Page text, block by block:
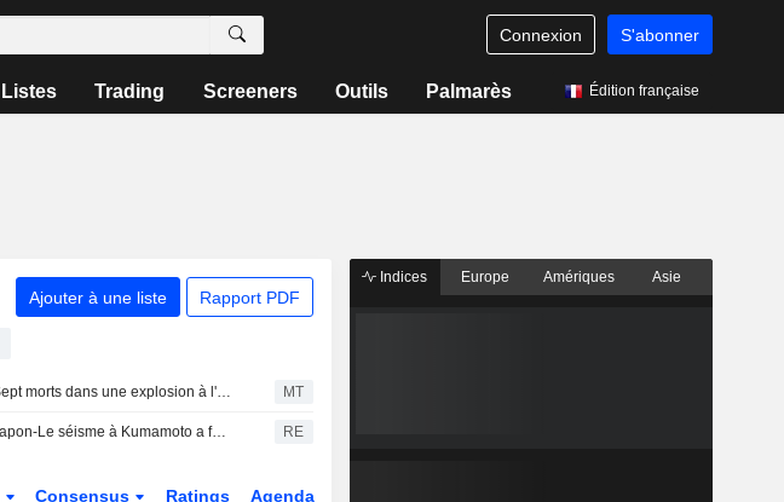
Connexion S'abonner
Listes Trading Screeners Outils Palmarès Édition française
Ajouter à une liste Rapport PDF
Sept morts dans une explosion à l'Aeon Mall Kumamoto après un séisme majeur MT
Japon-Le séisme à Kumamoto a fait au moins 13 morts, dit Takaichi RE
Consensus Ratings Agenda
Indices Europe Amériques Asie